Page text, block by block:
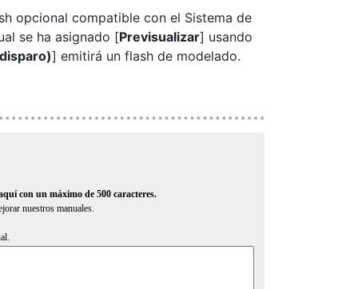
opcional compatible con el Sistema de
se ha asignado [Previsualizar] usando
] emitirá un flash de modelado.